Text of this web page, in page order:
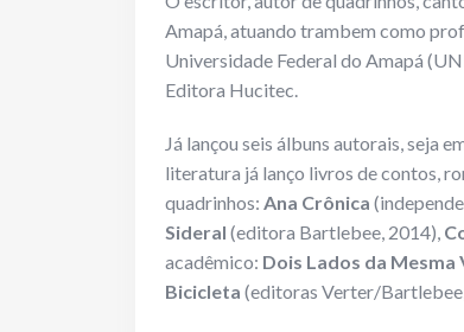
Amapá, atuando trambem como
Universidade Federal do Amapá
Editora Hucitec.
Já lançou seis álbuns autorais, seja
literatura já lanço livros de contos,
quadrinhos: Ana Crônica
Sideral (editora Bartlebee, 2014),
acadêmico: Dois Lados da Mesma
Bicicleta (editoras Verter/